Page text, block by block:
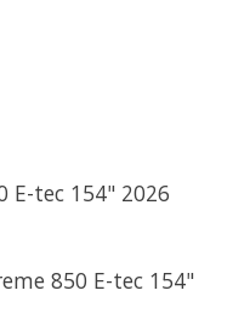
E-tec 154" 2026
850 E-tec 154"